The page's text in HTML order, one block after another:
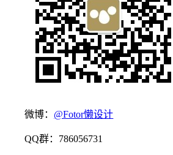
微博： @Fotor懒设计
QQ群：786056731